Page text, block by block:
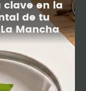
clave en la
de tu
Mancha